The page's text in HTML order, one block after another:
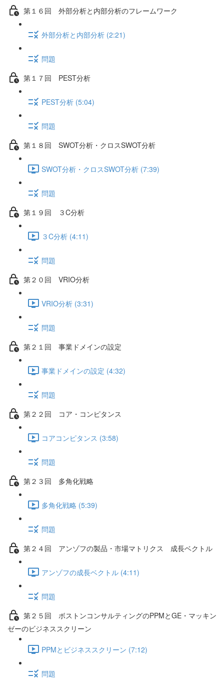
第１６回 外部分析と内部分析のフレームワーク
外部分析と内部分析 (2:21)
問題
第１７回 PEST分析
PEST分析 (5:04)
問題
第１８回 SWOT分析・クロスSWOT分析
SWOT分析・クロスSWOT分析 (7:39)
問題
第１９回 ３C分析
３C分析 (4:11)
問題
第２０回 VRIO分析
VRIO分析 (3:31)
問題
第２１回 事業ドメインの設定
事業ドメインの設定 (4:32)
問題
第２２回 コア・コンピタンス
コアコンピタンス (3:58)
問題
第２３回 多角化戦略
多角化戦略 (5:39)
問題
第２４回 アンゾフの製品・市場マトリクス 成長ベクトル
アンゾフの成長ベクトル (4:11)
問題
第２５回 ボストンコンサルティングのPPMとGE・マッキン
ゼーのビジネススクリーン
PPMとビジネススクリーン (7:12)
問題